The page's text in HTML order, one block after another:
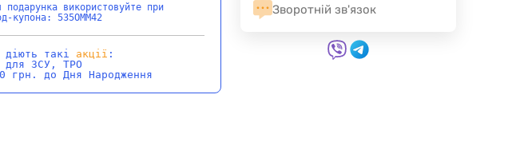
подарунка використовуйте при
купона: 535OMM42
такі акції :
для ЗСУ, ТРО
грн. до Дня Народження
Зворотній зв'язок